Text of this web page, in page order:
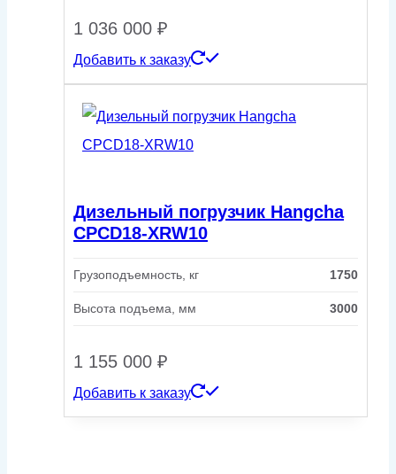
1 036 000 ₽
Добавить к заказу
Дизельный погрузчик Hangcha
CPCD18-XRW10
Грузоподъемность, кг 1750
Высота подъема, мм 3000
1 155 000 ₽
Добавить к заказу